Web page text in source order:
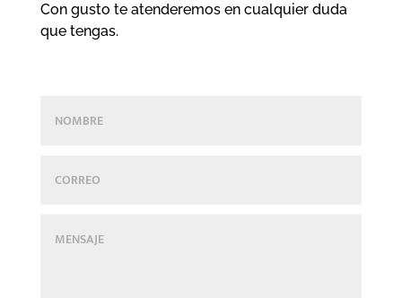
Con gusto te atenderemos en cualquier duda
que tengas.